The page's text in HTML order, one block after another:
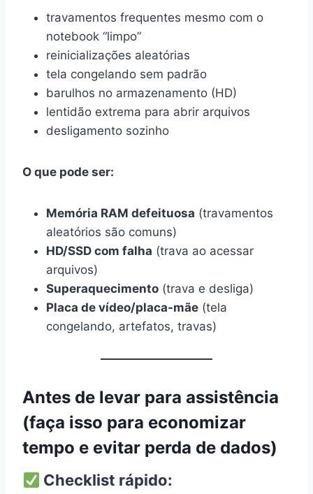
travamentos frequentes mesmo com o
notebook “limpo”
reinicializações aleatórias
tela congelando sem padrão
barulhos no armazenamento (HD)
lentidão extrema para abrir arquivos
desligamento sozinho
O que pode ser:
Memória RAM defeituosa (travamentos
aleatórios são comuns)
HD/SSD com falha (trava ao acessar
arquivos)
Superaquecimento (trava e desliga)
Placa de vídeo/placa-mãe (tela
congelando, artefatos, travas)
Antes de levar para assistência
(faça isso para economizar
tempo e evitar perda de dados)
Checklist rápido: